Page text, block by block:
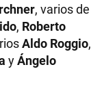
, varios de
, Roberto
Aldo Roggio,
yÁngelo